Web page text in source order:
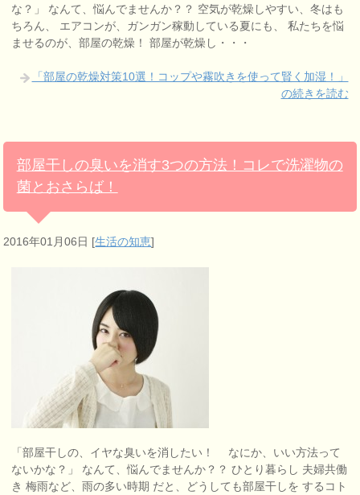
な？」 なんて、悩んでませんか？？ 空気が乾燥しやすい、冬はも
ちろん、 エアコンが、ガンガン稼動している夏にも、 私たちを悩
ませるのが、部屋の乾燥！ 部屋が乾燥し・・・
「部屋の乾燥対策10選！コップや霧吹きを使って賢く加湿！」
の続きを読む
部屋干しの臭いを消す3つの方法！コレで洗濯物の
菌とおさらば！
2016年01月06日 [生活の知恵]
「部屋干しの、イヤな臭いを消したい！ なにか、いい方法って
ないかな？」 なんて、悩んでませんか？？ ひとり暮らし 夫婦共働
き 梅雨など、雨の多い時期 だと、どうしても部屋干しを するコト